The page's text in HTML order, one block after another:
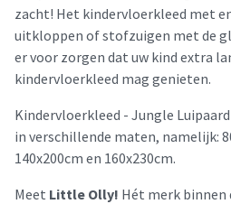
zacht! Het kindervloerkleed met
uitkloppen of stofzuigen met de
er voor zorgen dat uw kind extra
kindervloerkleed mag genieten.
Kindervloerkleed - Jungle
in verschillende maten, namelijk:
140x200cm en 160x230cm.
Meet Little Olly! Hét merk binnen